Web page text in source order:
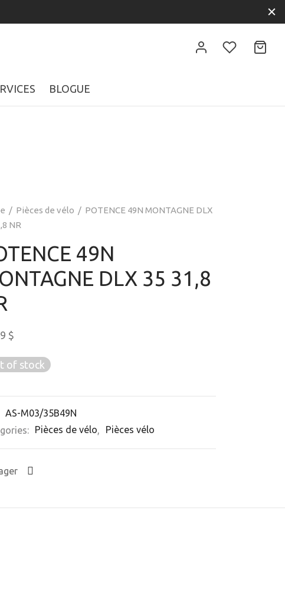
BLOGUE
/ Pièces de vélo / POTENCE 49N MONTAGNE DLX
NR
49N
DLX 35 31,8
$
of stock
AS-M03/35B49N
Pièces de vélo, Pièces vélo